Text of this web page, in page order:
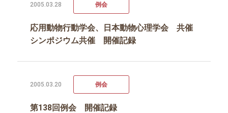
応用動物行動学会、日本動物心理学会 共催
シンポジウム共催 開催記録
2005.03.28 例会
第138回例会 開催記録
2005.03.20 例会